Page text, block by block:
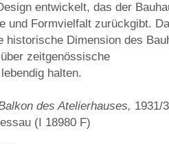
entwickelt, das der
und Formvielfalt zurückgibt.
historische Dimension des
zeitgenössische
halten.
des Atelierhauses, 1931/
(I 18980 F)